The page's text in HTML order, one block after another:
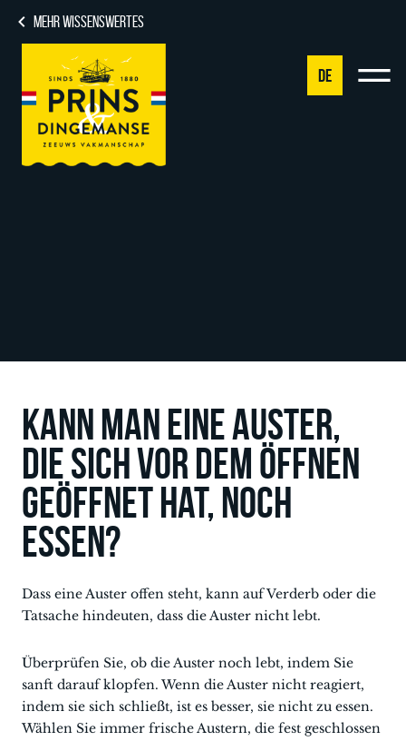
MEHR WISSENSWERTES
DE
Kann man eine Auster,
die sich vor dem Öffnen
geöffnet hat, noch
essen?
Dass eine Auster offen steht, kann auf Verderb oder die
Tatsache hindeuten, dass die Auster nicht lebt.
Überprüfen Sie, ob die Auster noch lebt, indem Sie
sanft darauf klopfen. Wenn die Auster nicht reagiert,
indem sie sich schließt, ist es besser, sie nicht zu essen.
Wählen Sie immer frische Austern, die fest geschlossen